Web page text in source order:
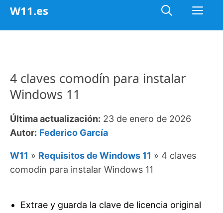
Saltar
W11.es
4 claves comodín para instalar
Windows 11
Última actualización: 23 de enero de 2026
Autor: Federico García
W11 » Requisitos de Windows 11 » 4 claves
comodín para instalar Windows 11
Extrae y guarda la clave de licencia original